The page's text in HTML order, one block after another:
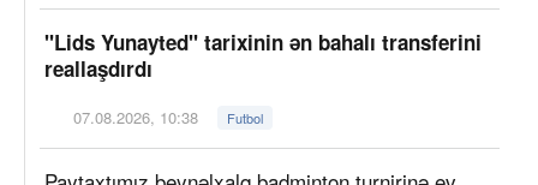
"Lids Yunayted" tarixinin ən bahalı transferini
reallaşdırdı
07.08.2026, 10:38 Futbol